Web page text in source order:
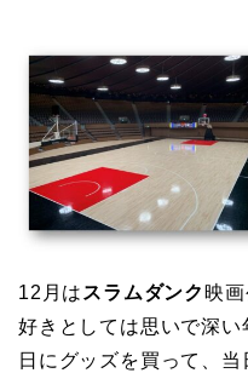
12月は スラムダンク 映
好きとしては思いで深
日にグッズを買って、